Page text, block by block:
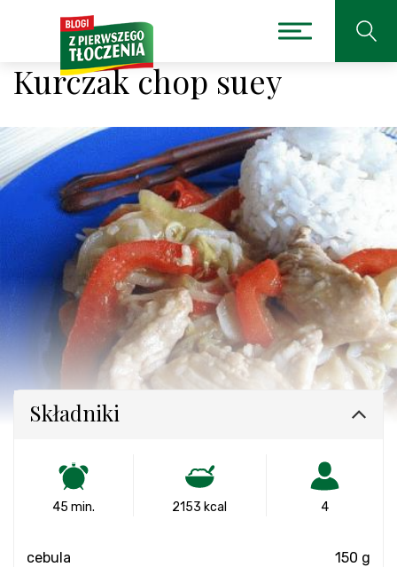
Kurczak chop suey
Składniki
45 min. 2153 kcal 4
cebula 150 g